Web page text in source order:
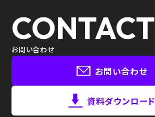
CONTACT
お問い合わせ
お問い合わせ
資料ダウンロード